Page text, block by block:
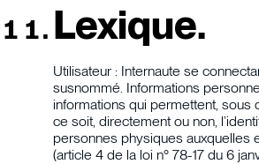
Lexique.
Utilisateur : Internaute se
susnommé. Informations
informations qui permettent, sous
ce soit, directement ou non,
personnes physiques auxquelles
(article 4 de la loi n° 78-17 du 6